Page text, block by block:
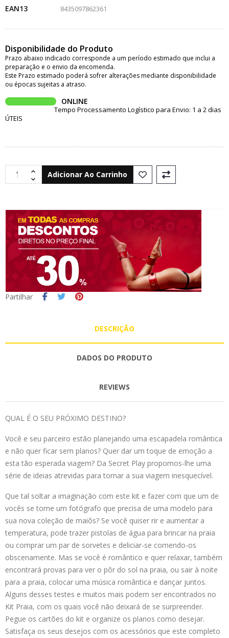
EAN13 8435097862361
Disponibilidade do Produto
Prazo abaixo indicado corresponde a um período estimado que inclui a
preparação e o envio da encomenda.
Este Prazo estimado poderá sofrer alterações mediante disponibilidade
ou épocas sujeitas a atraso.
ONLINE
Tempo Processamento Logístico para Envio: 1 a 2 dias
ÚTEIS
Adicionar Ao Carrinho
Partilhar
DESCRIÇÃO
DADOS DO PRODUTO
REVIEWS
QUAL É O SEU PRÓXIMO DESTINO?
Você e seu parceiro estão planejando uma escapadela romântica
e não quer ficar sem planos? Quer dar um toque de emoção a
esta tão esperada viagem? Da Secret Play propomos-lhe uma
série de ideias atrevidas para tornar a sua viagem inesquecível.
Que tal soltar a imaginação com este kit e fazer com que um de
vocês se torne um fotógrafo que precisa de uma modelo para
sua nova coleção de maiôs? Se você quiser rir e aumentar a
temperatura, pode trazer pistolas de água para brincar na praia
ou comprar um par de sorvetes e deliciar-se comendo-os
obscenamente. Mas se você é romântico e quer relaxar, também
encontrará provas para ver o pôr do sol na praia, ou sair à noite
para a praia, colocar uma música romântica e dançar juntos.
Alguns desses testes e muitos mais podem ser encontrados no
Kit Praia, com os quais você não deixará de se surpreender.
Pegue os cartões do kit e organize os planos como desejar.
Satisfaça os seus desejos com os acessórios que este completo